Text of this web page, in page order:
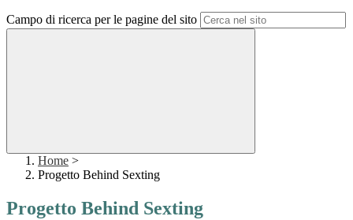
Campo di ricerca per le pagine del sito
Home >
Progetto Behind Sexting
Progetto Behind Sexting